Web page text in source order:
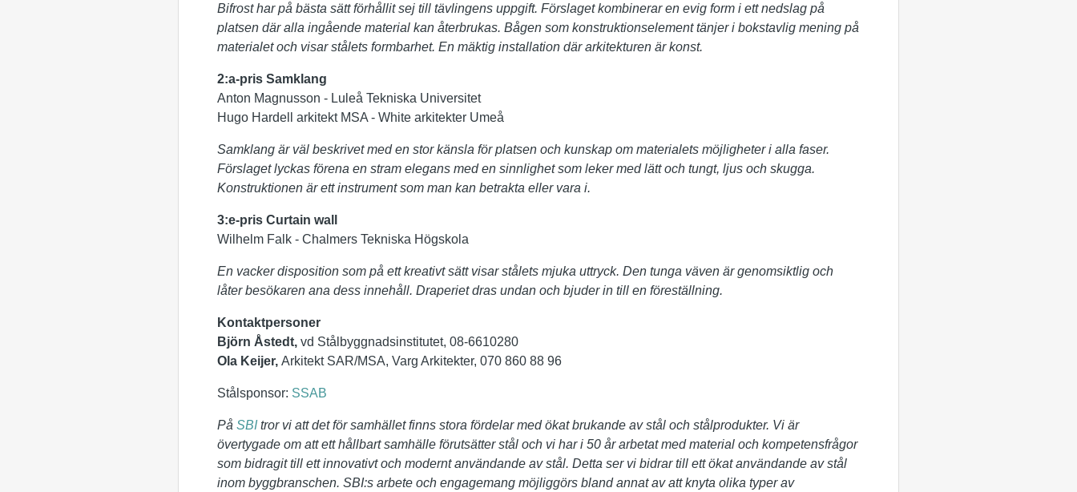
Bifrost har på bästa sätt förhållit sej till tävlingens uppgift. Förslaget kombinerar en evig form i ett nedslag på
platsen där alla ingående material kan återbrukas. Bågen som konstruktionselement tänjer i bokstavlig mening på
materialet och visar stålets formbarhet. En mäktig installation där arkitekturen är konst.
2:a-pris Samklang
Anton Magnusson - Luleå Tekniska Universitet
Hugo Hardell arkitekt MSA - White arkitekter Umeå
Samklang är väl beskrivet med en stor känsla för platsen och kunskap om materialets möjligheter i alla faser.
Förslaget lyckas förena en stram elegans med en sinnlighet som leker med lätt och tungt, ljus och skugga.
Konstruktionen är ett instrument som man kan betrakta eller vara i.
3:e-pris Curtain wall
Wilhelm Falk - Chalmers Tekniska Högskola
En vacker disposition som på ett kreativt sätt visar stålets mjuka uttryck. Den tunga väven är genomsiktlig och
låter besökaren ana dess innehåll. Draperiet dras undan och bjuder in till en föreställning.
Kontaktpersoner
Björn Åstedt, vd Stålbyggnadsinstitutet, 08-6610280
Ola Keijer, Arkitekt SAR/MSA, Varg Arkitekter, 070 860 88 96
Stålsponsor: SSAB
På SBItror vi att det för samhället finns stora fördelar med ökat brukande av stål och stålprodukter. Vi är
övertygade om att ett hållbart samhälle förutsätter stål och vi har i 50 år arbetat med material och kompetensfrågor
som bidragit till ett innovativt och modernt användande av stål. Detta ser vi bidrar till ett ökat användande av stål
inom byggbranschen. SBI:s arbete och engagemang möjliggörs bland annat av att knyta olika typer av